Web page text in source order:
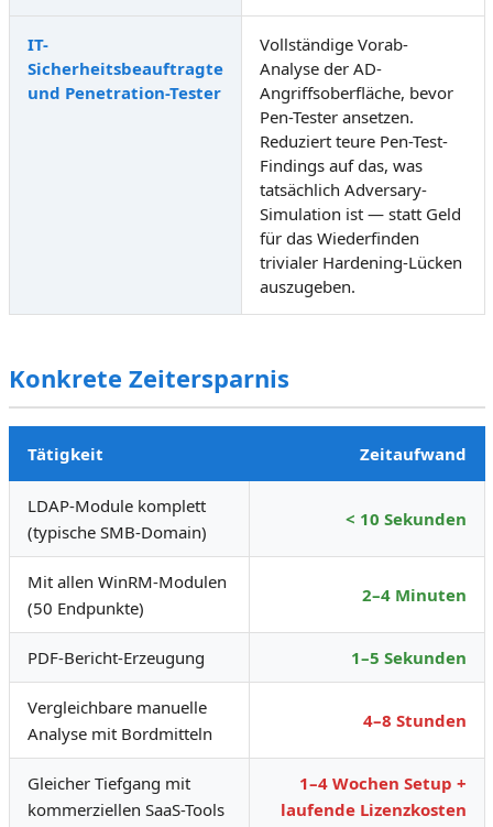
IT-
Sicherheitsbeauftragte
und Penetration-Tester
Vollständige Vorab-
Analyse der AD-
Angriffsoberfläche, bevor
Pen-Tester ansetzen.
Reduziert teure Pen-Test-
Findings auf das, was
tatsächlich Adversary-
Simulation ist — statt Geld
für das Wiederfinden
trivialer Hardening-Lücken
auszugeben.
Konkrete Zeitersparnis
Tätigkeit Zeitaufwand
LDAP-Module komplett
(typische SMB-Domain)
< 10 Sekunden
Mit allen WinRM-Modulen
(50 Endpunkte)
2–4 Minuten
PDF-Bericht-Erzeugung 1–5 Sekunden
Vergleichbare manuelle
Analyse mit Bordmitteln
4–8 Stunden
Gleicher Tiefgang mit
kommerziellen SaaS-Tools
1–4 Wochen Setup +
laufende Lizenzkosten